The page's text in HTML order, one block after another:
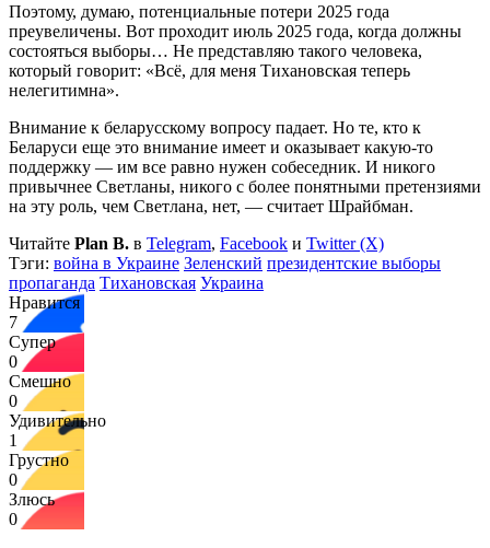
Поэтому, думаю, потенциальные потери 2025 года
преувеличены. Вот проходит июль 2025 года, когда должны
состояться выборы… Не представляю такого человека,
который говорит: «Всё, для меня Тихановская теперь
нелегитимна».
Внимание к беларусскому вопросу падает. Но те, кто к
Беларуси еще это внимание имеет и оказывает какую-то
поддержку — им все равно нужен собеседник. И никого
привычнее Светланы, никого с более понятными претензиями
на эту роль, чем Светлана, нет, — считает Шрайбман.
Читайте Plan B. в Telegram, Facebook и Twitter (X)
Тэги: война в Украине Зеленский президентские выборы
пропаганда Тихановская Украина
Нравится
7
Супер
0
Смешно
0
Удивительно
1
Грустно
0
Злюсь
0